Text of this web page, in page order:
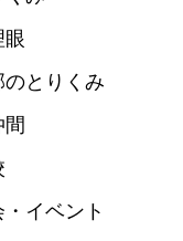
眼
とりくみ
イベント